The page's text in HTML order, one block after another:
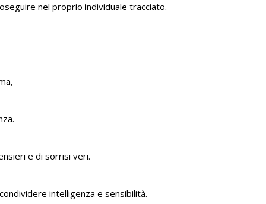
nel proprio individuale tracciato.
e di sorrisi veri.
intelligenza e sensibilità.